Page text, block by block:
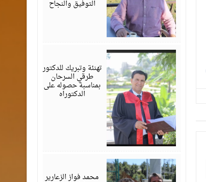
التوفيق والنجاح
تهنئة وتبريك للدكتور
طرقي السرحان
بمناسبة حصوله على
الدكتوراه
محمد فواز الزعارير